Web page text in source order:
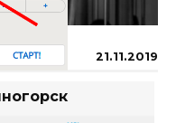
21.11.2019